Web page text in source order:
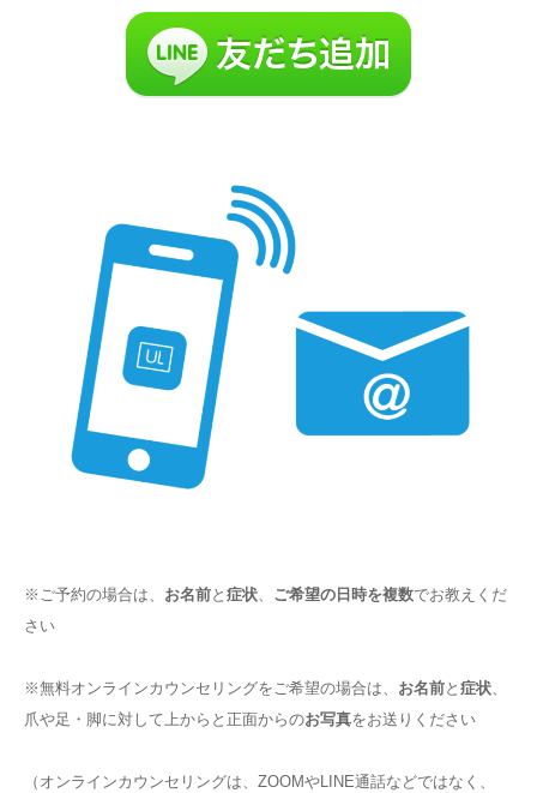
※ご予約の場合は、 お名前と 症状、 ご希望の日時を複数でお教えくだ
さい
※無料オンラインカウンセリングをご希望の場合は、 お名前と 症状、
爪や足・脚に対して上からと正面からのお写真をお送りください
（オンラインカウンセリングは、ZOOMやLINE通話などではなく、